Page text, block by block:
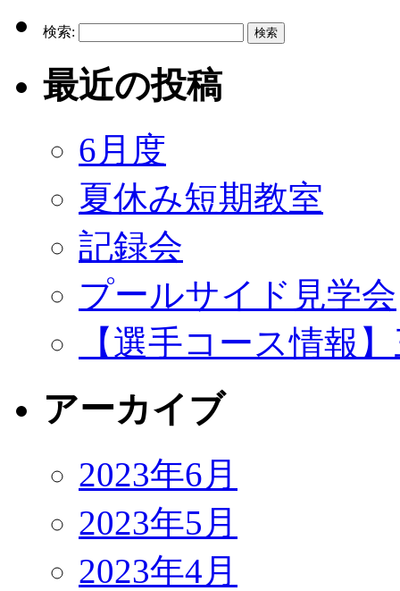
検索:
最近の投稿
6月度
夏休み短期教室
記録会
プールサイド見学会
【選手コース情報
アーカイブ
2023年6月
2023年5月
2023年4月